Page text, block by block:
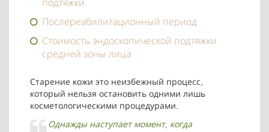
подтяжки
Послереабилитационный период
Стоимость эндоскопической подтяжки
средней зоны лица
Старение кожи это неизбежный процесс,
который нельзя остановить одними лишь
косметологическими процедурами.
Однажды наступает момент, когда